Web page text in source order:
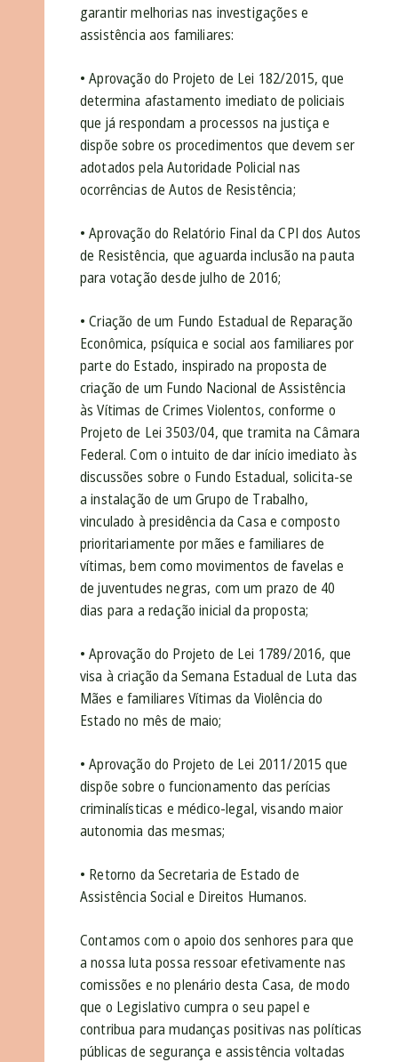
garantir melhorias nas investigações e
assistência aos familiares:
• Aprovação do Projeto de Lei 182/2015, que
determina afastamento imediato de policiais
que já respondam a processos na justiça e
dispõe sobre os procedimentos que devem ser
adotados pela Autoridade Policial nas
ocorrências de Autos de Resistência;
• Aprovação do Relatório Final da CPI dos Autos
de Resistência, que aguarda inclusão na pauta
para votação desde julho de 2016;
• Criação de um Fundo Estadual de Reparação
Econômica, psíquica e social aos familiares por
parte do Estado, inspirado na proposta de
criação de um Fundo Nacional de Assistência
às Vítimas de Crimes Violentos, conforme o
Projeto de Lei 3503/04, que tramita na Câmara
Federal. Com o intuito de dar início imediato às
discussões sobre o Fundo Estadual, solicita-se
a instalação de um Grupo de Trabalho,
vinculado à presidência da Casa e composto
prioritariamente por mães e familiares de
vítimas, bem como movimentos de favelas e
de juventudes negras, com um prazo de 40
dias para a redação inicial da proposta;
• Aprovação do Projeto de Lei 1789/2016, que
visa à criação da Semana Estadual de Luta das
Mães e familiares Vítimas da Violência do
Estado no mês de maio;
• Aprovação do Projeto de Lei 2011/2015 que
dispõe sobre o funcionamento das perícias
criminalísticas e médico-legal, visando maior
autonomia das mesmas;
• Retorno da Secretaria de Estado de
Assistência Social e Direitos Humanos.
Contamos com o apoio dos senhores para que
a nossa luta possa ressoar efetivamente nas
comissões e no plenário desta Casa, de modo
que o Legislativo cumpra o seu papel e
contribua para mudanças positivas nas políticas
públicas de segurança e assistência voltadas